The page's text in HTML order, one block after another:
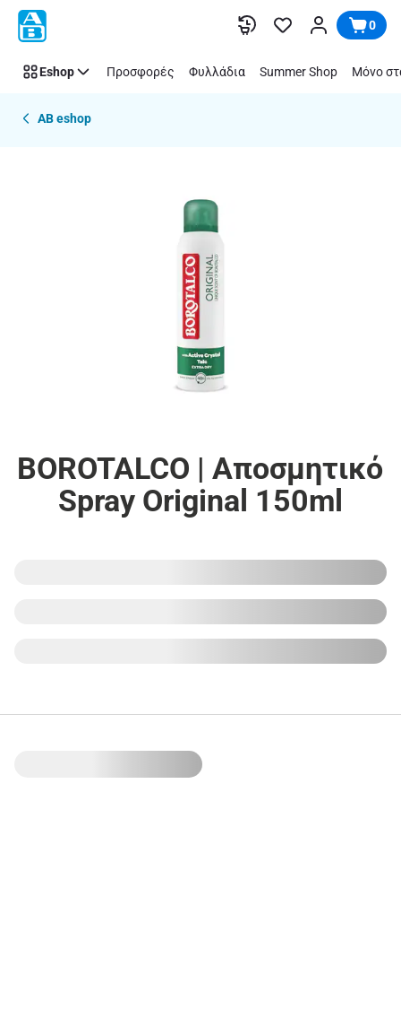
Παράλειψη 0
Eshop Προσφορές Φυλλάδια Summer Shop Μόνο
AB eshop
BOROTALCO | Αποσμητικό
Spray Original 150ml